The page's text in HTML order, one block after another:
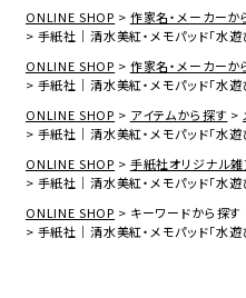
ONLINE SHOP 作家名・メーカーか
手紙社｜清水美紅・メモパッド「水
ONLINE SHOP
作家名・メーカーか
手紙社｜清水美紅・メモパッド「水
ONLINE SHOP
アイテムから探す
手紙社｜清水美紅・メモパッド「水
ONLINE SHOP
手紙社オリジナル雑
手紙社｜清水美紅・メモパッド「水
ONLINE SHOP
キーワードから探す
手紙社｜清水美紅・メモパッド「水